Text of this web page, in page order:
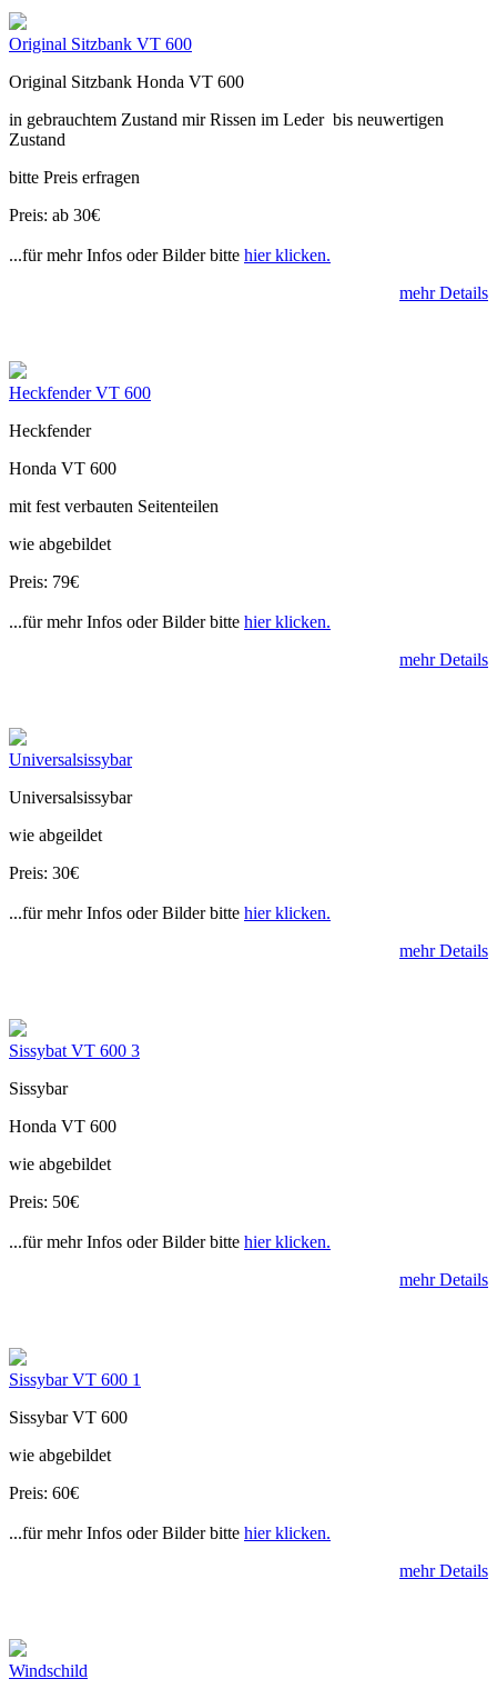
Original Sitzbank VT 600
Original Sitzbank Honda VT 600
in gebrauchtem Zustand mir Rissen im Leder bis neuwertigen
Zustand
bitte Preis erfragen
Preis: ab 30€
...für mehr Infos oder Bilder bitte hier klicken.
mehr Details
Heckfender VT 600
Heckfender
Honda VT 600
mit fest verbauten Seitenteilen
wie abgebildet
Preis: 79€
...für mehr Infos oder Bilder bitte hier klicken.
mehr Details
Universalsissybar
Universalsissybar
wie abgeildet
Preis: 30€
...für mehr Infos oder Bilder bitte hier klicken.
mehr Details
Sissybat VT 600 3
Sissybar
Honda VT 600
wie abgebildet
Preis: 50€
...für mehr Infos oder Bilder bitte hier klicken.
mehr Details
Sissybar VT 600 1
Sissybar VT 600
wie abgebildet
Preis: 60€
...für mehr Infos oder Bilder bitte hier klicken.
mehr Details
Windschild